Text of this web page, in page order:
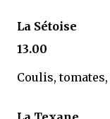
La Sétoise
13.00
Coulis,